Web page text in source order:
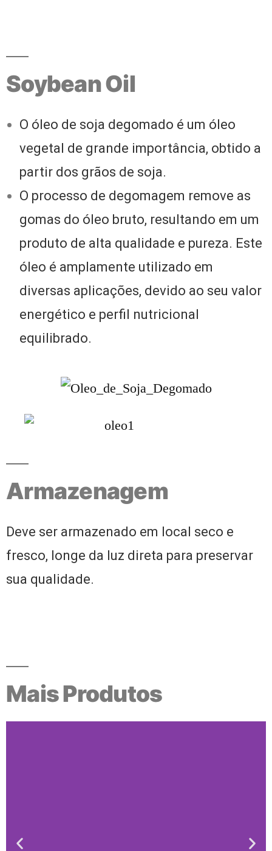
Soybean Oil
O óleo de soja degomado é um óleo
vegetal de grande importância, obtido a
partir dos grãos de soja.
O processo de degomagem remove as
gomas do óleo bruto, resultando em um
produto de alta qualidade e pureza. Este
óleo é amplamente utilizado em
diversas aplicações, devido ao seu valor
energético e perfil nutricional
equilibrado.
Armazenagem
Deve ser armazenado em local seco e
fresco, longe da luz direta para preservar
sua qualidade.
Mais Produtos